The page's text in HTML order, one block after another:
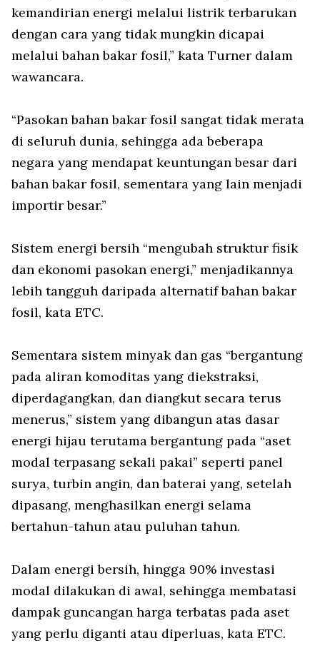
kemandirian energi melalui listrik terbarukan
dengan cara yang tidak mungkin dicapai
melalui bahan bakar fosil,” kata Turner dalam
wawancara.
“Pasokan bahan bakar fosil sangat tidak merata
di seluruh dunia, sehingga ada beberapa
negara yang mendapat keuntungan besar dari
bahan bakar fosil, sementara yang lain menjadi
importir besar.”
Sistem energi bersih “mengubah struktur fisik
dan ekonomi pasokan energi,” menjadikannya
lebih tangguh daripada alternatif bahan bakar
fosil, kata ETC.
Sementara sistem minyak dan gas “bergantung
pada aliran komoditas yang diekstraksi,
diperdagangkan, dan diangkut secara terus
menerus,” sistem yang dibangun atas dasar
energi hijau terutama bergantung pada “aset
modal terpasang sekali pakai” seperti panel
surya, turbin angin, dan baterai yang, setelah
dipasang, menghasilkan energi selama
bertahun-tahun atau puluhan tahun.
Dalam energi bersih, hingga 90% investasi
modal dilakukan di awal, sehingga membatasi
dampak guncangan harga terbatas pada aset
yang perlu diganti atau diperluas, kata ETC.